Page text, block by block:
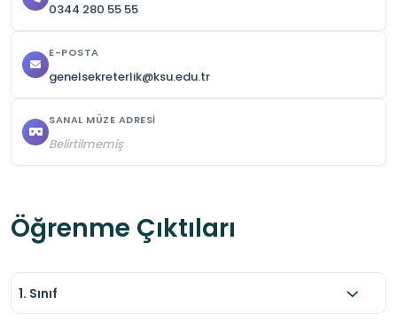
0344 280 55 55
E-POSTA
genelsekreterlik@ksu.edu.tr
SANAL MÜZE ADRESI
Belirtilmemiş
Öğrenme Çıktıları
1. Sınıf